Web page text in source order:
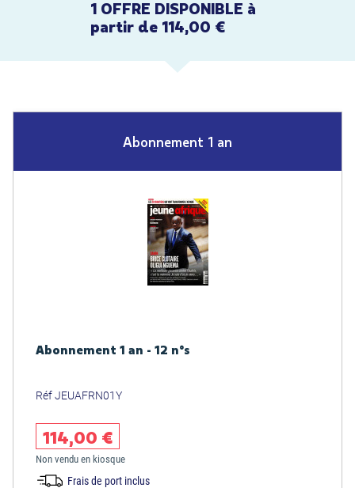
1 OFFRE DISPONIBLE à
partir de 114,00 €
Abonnement 1 an
Abonnement 1 an - 12 n°s
Réf JEUAFRN01Y
114,00 €
Non vendu en kiosque
Frais de port inclus